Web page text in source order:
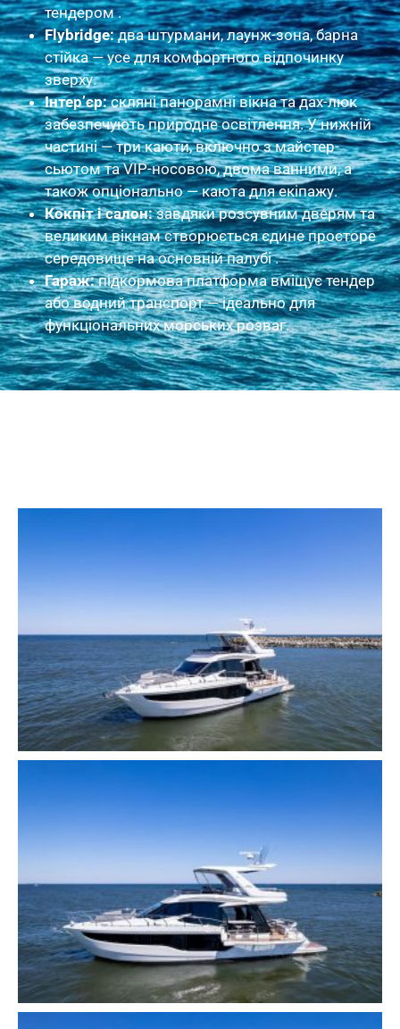
тендером .
Flybridge:два штурмани, лаунж-зона, барна
стійка — усе для комфортного відпочинку
зверху.
Інтер’єр:скляні панорамні вікна та дах-люк
забезпечують природне освітлення. У нижній
частині — три каюти, включно з майстер-
сьютом та VIP-носовою, двома ванними, а
також опціонально — каюта для екіпажу.
Кокпіт і салон:завдяки розсувним дверям та
великим вікнам створюється єдине просторе
середовище на основній палубі .
Гараж:підкормова платформа вміщує тендер
або водний транспорт — ідеально для
функціональних морських розваг.